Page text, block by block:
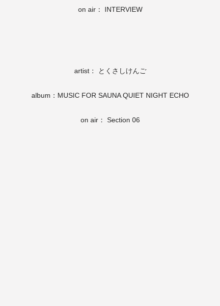
on air： INTERVIEW
artist： とくさしけんご
album：MUSIC FOR SAUNA QUIET NIGHT ECHO
on air： Section 06